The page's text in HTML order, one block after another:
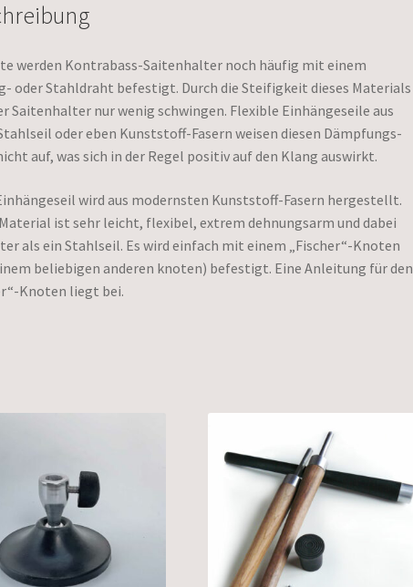
werden Kontrabass-Saitenhalter noch häufig mit einem
oder Stahldraht befestigt. Durch die Steifigkeit dieses Materials
Saitenhalter nur wenig schwingen. Flexible Einhängeseile aus
oder eben Kunststoff-Fasern weisen diesen Dämpfungs-
auf, was sich in der Regel positiv auf den Klang auswirkt.
wird aus modernsten Kunststoff-Fasern hergestellt.
ist sehr leicht, flexibel, extrem dehnungsarm und dabei
als ein Stahlseil. Es wird einfach mit einem „Fischer“-Knoten
beliebigen anderen knoten) befestigt. Eine Anleitung für den
Knoten liegt bei.